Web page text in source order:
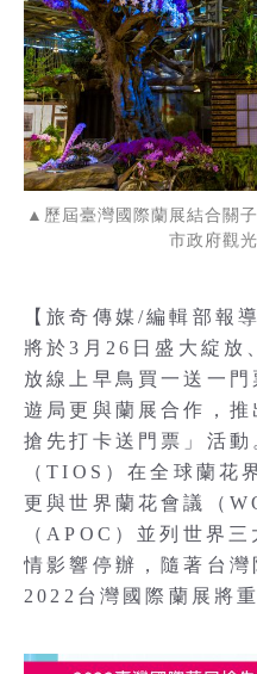
▲歷屆臺灣國際蘭展結合關
市政府觀
【旅奇傳媒/編輯部報
將於3月26日盛大綻放
放線上早鳥買一送一
遊局更與蘭展合作，
搶先打卡送門票」活動
（TIOS）在全球蘭花
更與世界蘭花會議（
（APOC）並列世界
情影響停辦，隨著台
2022台灣國際蘭展將